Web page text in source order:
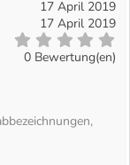
17 April 2019
17 April 2019
0 Bewertung(en)